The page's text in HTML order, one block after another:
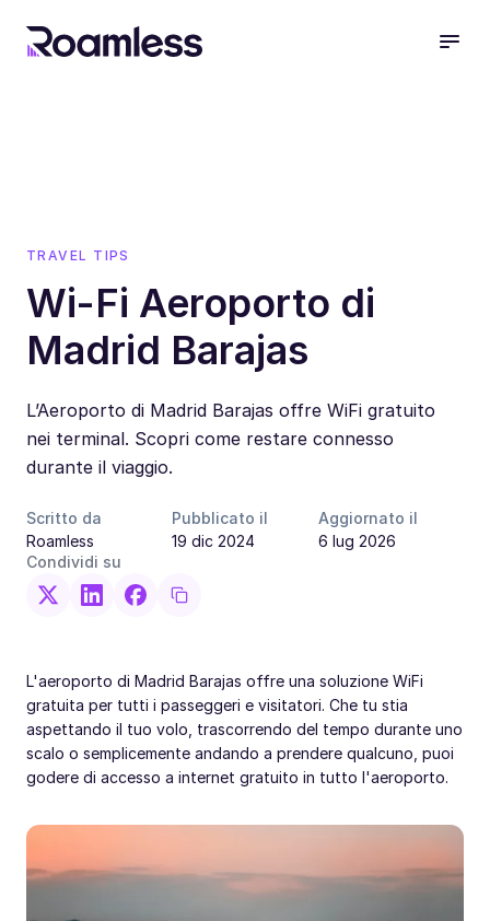
TRAVEL TIPS
Wi-Fi Aeroporto di
Madrid Barajas
L’Aeroporto di Madrid Barajas offre WiFi gratuito
nei terminal. Scopri come restare connesso
durante il viaggio.
Scritto da
Roamless
Pubblicato il
19 dic 2024
Aggiornato il
6 lug 2026
Condividi su
L'aeroporto di Madrid Barajas offre una soluzione WiFi
gratuita per tutti i passeggeri e visitatori. Che tu stia
aspettando il tuo volo, trascorrendo del tempo durante uno
scalo o semplicemente andando a prendere qualcuno, puoi
godere di accesso a internet gratuito in tutto l'aeroporto.